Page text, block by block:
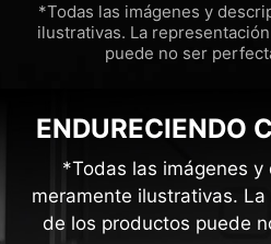
*Todas las imágenes y
ilustrativas. La
puede no ser
ENDURECIENDO
*Todas las imágenes y
meramente ilustrativas.
de los productos puede